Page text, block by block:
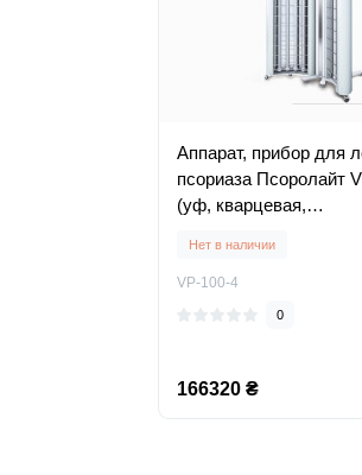
Аппарат, прибор для
псориаза Псоролайт
(уф, кварцевая,
Нет в наличии
VP-100-4
0
166320 ₴